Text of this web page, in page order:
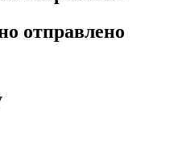
отправлено